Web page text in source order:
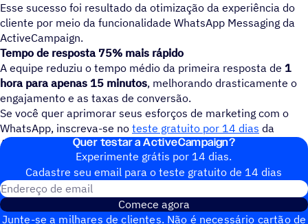
Esse sucesso foi resultado da otimização da experiência do
cliente por meio da funcionalidade WhatsApp Messaging da
ActiveCampaign.
Tempo de resposta 75% mais rápido
A equipe reduziu o tempo médio da primeira resposta de 1
hora para apenas 15 minutos, melhorando drasticamente o
engajamento e as taxas de conversão.
Se você quer aprimorar seus esforços de marketing com o
WhatsApp, inscreva-se no teste gratuito por 14 dias da
ActiveCampaign e comece hoje mesmo!
Quer testar a ActiveCampaign?
Experimente grátis por 14 dias.
Cadastre seu email para o teste gratuito de 14 dias
Comece agora
Junte-se a milhares de clientes. Não é necessário cartão de